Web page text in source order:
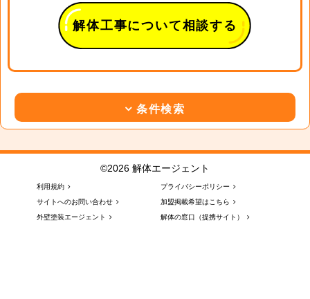
解体工事について相談する
条件検索
©2026 解体エージェント
利用規約
プライバシーポリシー
サイトへのお問い合わせ
加盟掲載希望はこちら
外壁塗装エージェント
解体の窓口（提携サイト）